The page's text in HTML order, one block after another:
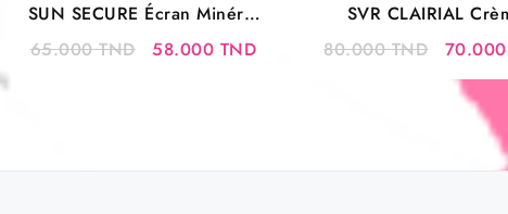
SUN SECURE Écran Minéral
Teinté Peaux Sèche à Trés
Séches
65.000TND
Le
58.000 TNDLe
SVR CLAIRIAL
SPF50+
80.000TND
Le
prix
initial
était :
80.000